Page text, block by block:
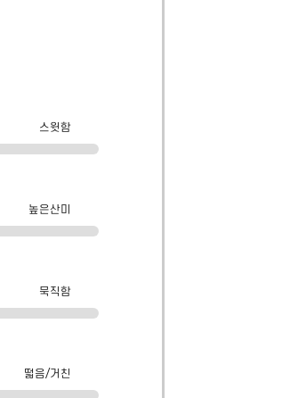
스윗함
높은산미
묵직함
떫음/거친